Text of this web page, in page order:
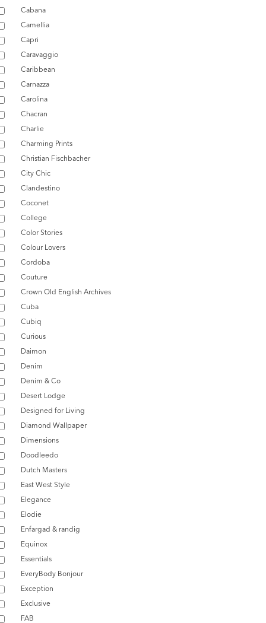
Cabana
Camellia
Capri
Caravaggio
Caribbean
Carnazza
Carolina
Chacran
Charlie
Charming Prints
Christian Fischbacher
City Chic
Clandestino
Coconet
College
Color Stories
Colour Lovers
Cordoba
Couture
Crown Old English Archives
Cuba
Cubiq
Curious
Daimon
Denim
Denim & Co
Desert Lodge
Designed for Living
Diamond Wallpaper
Dimensions
Doodleedo
Dutch Masters
East West Style
Elegance
Elodie
Enfargad & randig
Equinox
Essentials
EveryBody Bonjour
Exception
Exclusive
FAB